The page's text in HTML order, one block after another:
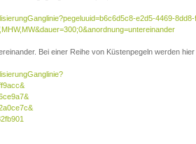
e2d5-4469-
Bei einer Reihe von Küstenpegeln werden hier